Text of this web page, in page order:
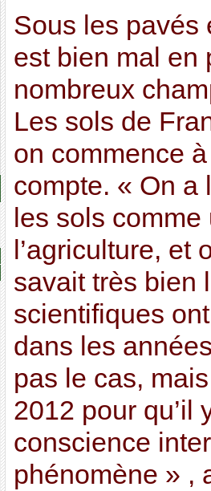
Sous les pavés
est bien mal en
nombreux
Les sols de
on commence
compte. « On a
les sols
l’agriculture, et
savait très bien
scientifiques
dans les
pas le cas,
2012 pour qu’il
conscience
phénomène » ,